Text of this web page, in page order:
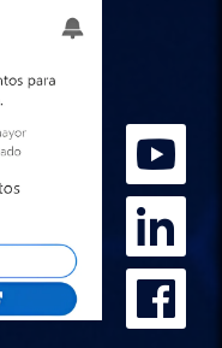
de equipos